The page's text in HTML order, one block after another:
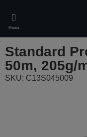
main
content
Meniu
Standard
50m, 205g/
SKU: C13S045009